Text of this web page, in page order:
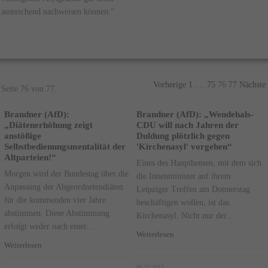
ausreichend nachweisen können.“
Seite 76 von 77. Vorherige 1 75 76 77 Nächste
Brandner (AfD):
„Diätenerhöhung zeigt
anstößige
Selbstbedienungsmentalität der
Altparteien!“
Morgen wird der Bundestag über die
Anpassung der Abgeordnetendiäten
für die kommenden vier Jahre
abstimmen. Diese Abstimmung
erfolgt weder nach einer...
Weiterlesen
Brandner (AfD): „Wendehals-
CDU will nach Jahren der
Duldung plötzlich gegen
'Kirchenasyl' vorgehen“
Eines des Haupthemen, mit dem sich
die Innenminister auf ihrem
Leipziger Treffen am Donnerstag
beschäftigen wollen, ist das
Kirchenasyl. Nicht nur der...
Weiterlesen